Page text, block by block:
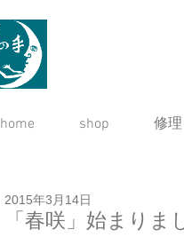
home shop 修理
「春咲」始まりま
2015年3月14日